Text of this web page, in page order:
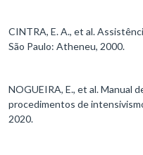
CINTRA, E. A., et al.
São Paulo: Atheneu, 2000.
NOGUEIRA, E., et al. Manual
procedimentos de
2020.